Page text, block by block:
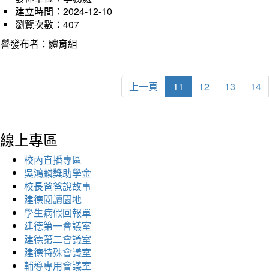
建立時間：2024-12-10
瀏覽次數：407
發布者：體育組
上一頁 11 12 13 14
線上專區
校內直播專區
吳鴻麟獎助學金
校長爸爸說故事
建德閱讀園地
學生病假回報單
建德第一會議室
建德第二會議室
建德特殊會議室
輔導專用會議室